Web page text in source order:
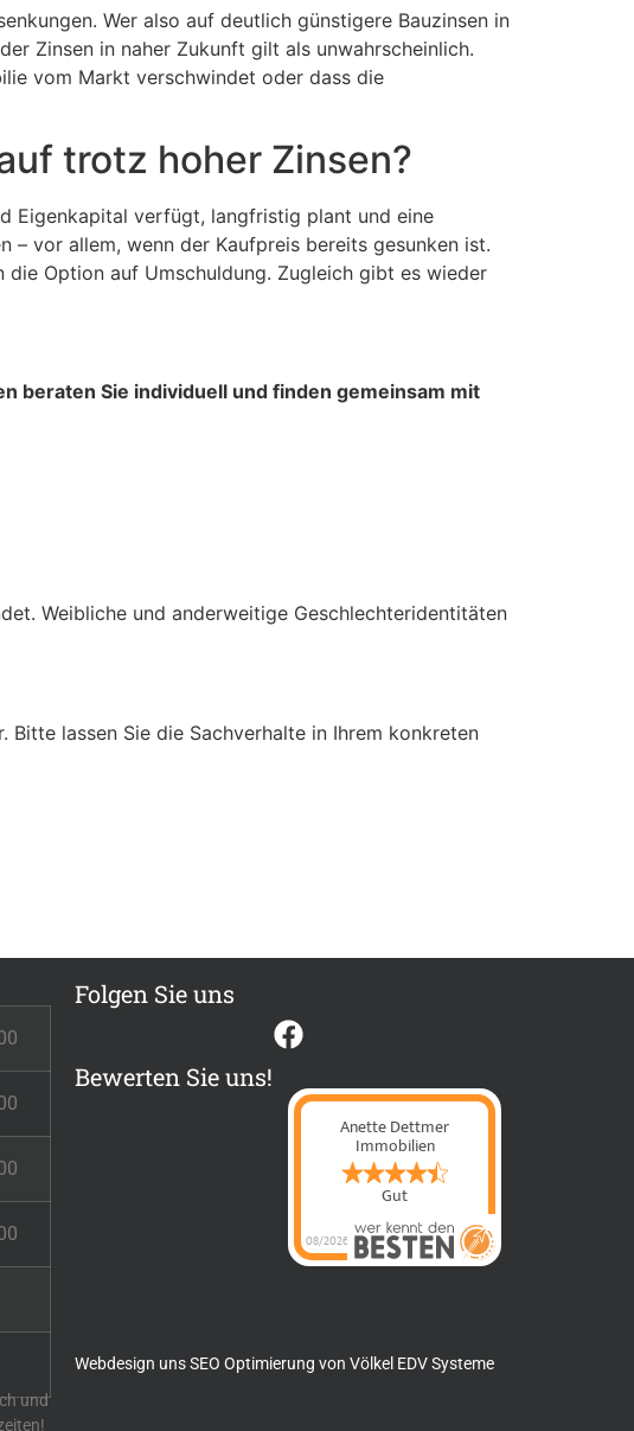
Wer also auf deutlich günstigere Bauzinsen in
Zinsen in naher Zukunft gilt als unwahrscheinlich.
vom Markt verschwindet oder dass die
trotz hoher Zinsen?
Eigenkapital verfügt, langfristig plant und eine
– vor allem, wenn der Kaufpreis bereits gesunken ist.
Option auf Umschuldung. Zugleich gibt es wieder
beraten Sie individuell und finden gemeinsam mit
Weibliche und anderweitige Geschlechteridentitäten
lassen Sie die Sachverhalte in Ihrem konkreten
und
Folgen Sie uns
Bewerten Sie uns!
Anette Dettmer
Immobilien
Gut
08/2026 Anette Dettmer
Immobilienhat4.4
Webdesign uns SEO Optimierung von Völkel EDV Systeme